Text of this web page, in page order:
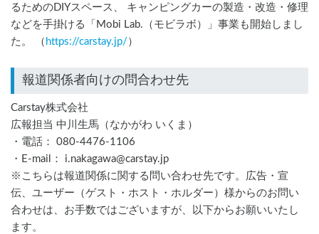
るためのDIYスペース、 キャンピングカーの製造・改造・修理
などを手掛ける「Mobi Lab.（モビラボ）」事業も開始しまし
た。 （ https://carstay.jp/ ）
報道関係者向けの問合わせ先
Carstay株式会社
広報担当 中川生馬（なかがわ いくま）
・電話： 080-4476-1106
・E-mail： i.nakagawa@carstay.jp
※こちらは報道関係に関する問い合わせ先です。広告・宣
伝、ユーザー（ゲスト・ホスト・ホルダー）様からのお問い
合わせは、お手数ではございますが、以下からお願いいたし
ます。